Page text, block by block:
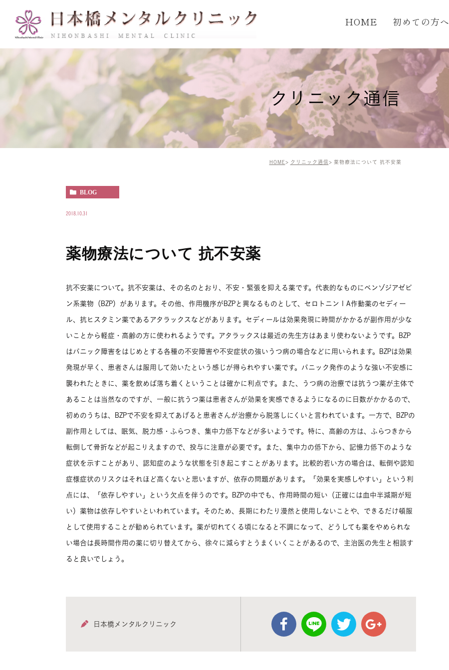
HOME 初めての方へ
クリニック通信
HOME クリニック通信 薬物療法について 抗不安薬
BLOG
2018.10.31
薬物療法について 抗不安薬
抗不安薬について。抗不安薬は、その名のとおり、不安・緊張を抑える薬です。代表的なものにベンゾジアゼピ
ン系薬物（BZP）があります。その他、作用機序がBZPと異なるものとして、セロトニン１A作動薬のセディー
ル、抗ヒスタミン薬であるアタラックスなどがあります。セディールは効果発現に時間がかかるが副作用が少な
いことから軽症・高齢の方に使われるようです。アタラックスは最近の先生方はあまり使わないようです。BZP
はパニック障害をはじめとする各種の不安障害や不安症状の強いうつ病の場合などに用いられます。BZPは効果
発現が早く、患者さんは服用して効いたという感じが得られやすい薬です。パニック発作のような強い不安感に
襲われたときに、薬を飲めば落ち着くということは確かに利点です。また、うつ病の治療では抗うつ薬が主体で
あることは当然なのですが、一般に抗うつ薬は患者さんが効果を実感できるようになるのに日数がかかるので、
初めのうちは、BZPで不安を抑えてあげると患者さんが治療から脱落しにくいと言われています。一方で、BZPの
副作用としては、眠気、脱力感・ふらつき、集中力低下などが多いようです。特に、高齢の方は、ふらつきから
転倒して骨折などが起こりえますので、投与に注意が必要です。また、集中力の低下から、記憶力低下のような
症状を示すことがあり、認知症のような状態を引き起こすことがあります。比較的若い方の場合は、転倒や認知
症様症状のリスクはそれほど高くないと思いますが、依存の問題があります。「効果を実感しやすい」という利
点には、「依存しやすい」という欠点を伴うのです。BZPの中でも、作用時間の短い（正確には血中半減期が短
い）薬物は依存しやすいといわれています。そのため、長期にわたり漫然と使用しないことや、できるだけ頓服
として使用することが勧められています。薬が切れてくる頃になると不調になって、どうしても薬をやめられな
い場合は長時間作用の薬に切り替えてから、徐々に減らすとうまくいくことがあるので、主治医の先生と相談す
ると良いでしょう。
日本橋メンタルクリニック